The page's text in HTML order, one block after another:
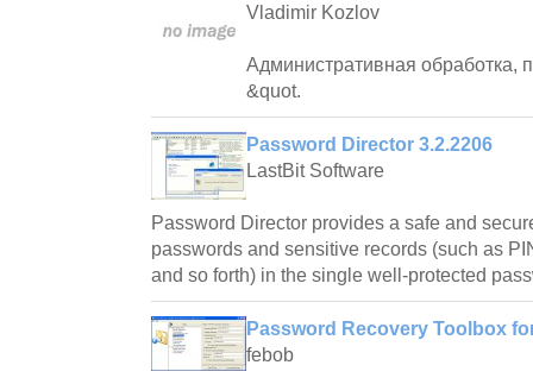
Vladimir Kozlov
Административная обработка,
&quot.
Password Director 3.2.2206
LastBit Software
Password Director provides a safe and
passwords and sensitive records (such as
and so forth) in the single well-protected
Password Recovery Toolbox
febob